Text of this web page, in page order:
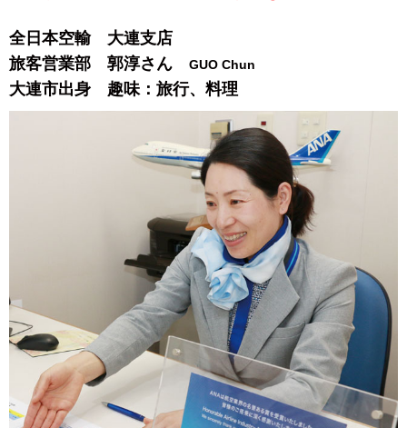
全日本空輸 大連支店
旅客営業部 郭淳さん
GUO Chun
大連市出身 趣味：旅行、料理